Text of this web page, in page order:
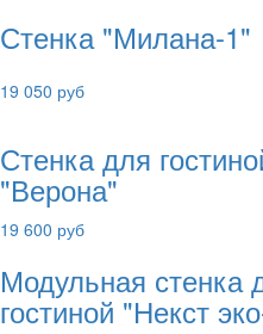
Стенка "Милана-1"
19 050 руб
Стенка для
"Верона"
19 600 руб
Модульная стенка
гостиной "Некст